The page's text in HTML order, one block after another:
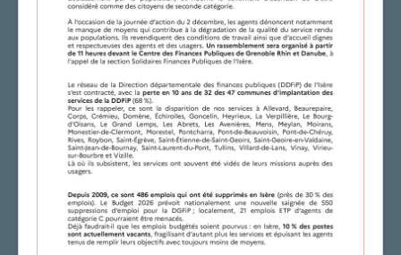
ADHÉRER